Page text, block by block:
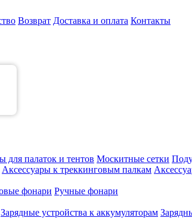
Возврат Доставка и оплата Контакты
для палаток и тентов Москитные сетки
Аксессуары к треккинговым палкам
фонари Ручные фонари
Зарядные устройства к аккумуляторам